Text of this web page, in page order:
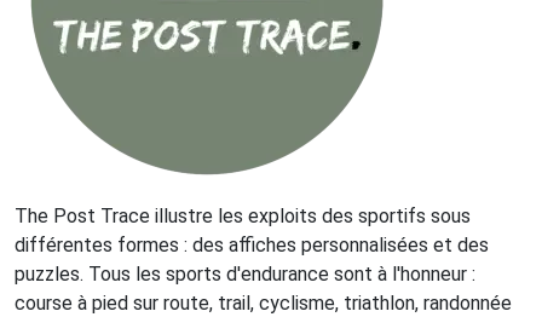
The Post Trace illustre les exploits des sportifs sous
différentes formes : des affiches personnalisées et des
puzzles. Tous les sports d'endurance sont à l'honneur :
course à pied sur route, trail, cyclisme, triathlon, randonnée